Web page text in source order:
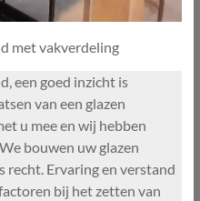
met vakverdeling
een goed inzicht is
van een glazen
u mee en wij hebben
bouwen uw glazen
recht. Ervaring en verstand
bij het zetten van